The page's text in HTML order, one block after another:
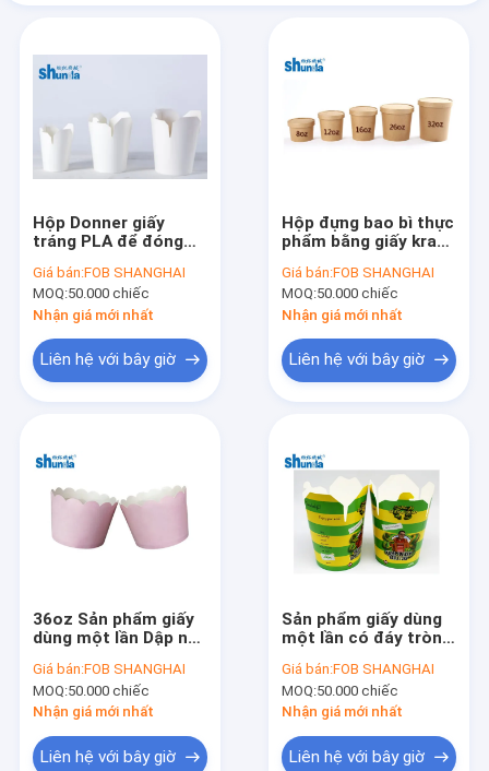
Hộp Donner giấy
tráng PLA để đóng
Flexo
Giá bán:FOB SHANGHAI
MOQ:50.000 chiếc
Nhận giá mới nhất
Liên hệ với bây giờ
Hộp đựng bao bì thực
phẩm bằng giấy kraft
in Flexo
Giá bán:FOB SHANGHAI
MOQ:50.000 chiếc
Nhận giá mới nhất
Liên hệ với bây giờ
36oz Sản phẩm giấy
dùng một lần Dập nổi
kem Takeaway
Giá bán:FOB SHANGHAI
MOQ:50.000 chiếc
Nhận giá mới nhất
Liên hệ với bây giờ
Sản phẩm giấy dùng
một lần có đáy tròn
Giá bán:FOB SHANGHAI
MOQ:50.000 chiếc
Nhận giá mới nhất
Liên hệ với bây giờ